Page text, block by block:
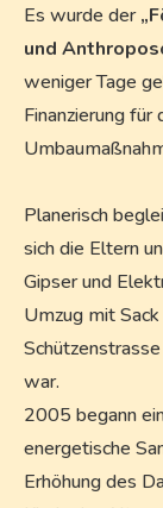
Es wurde der
und
weniger Tage
Finanzierung
Planerisch
sich die Eltern
Gipser und
Umzug mit
war.
2005 begann
energetische
Erhöhung des